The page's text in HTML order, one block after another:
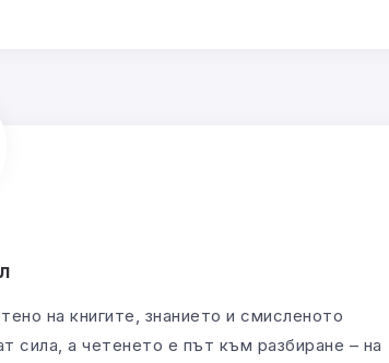
на книгите, знанието и смисленото
сила, а четенето е път към разбиране – на